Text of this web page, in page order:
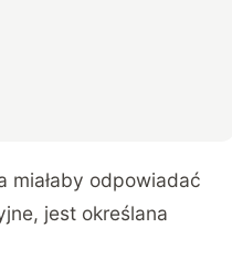
miałaby odpowiadać
jest określana